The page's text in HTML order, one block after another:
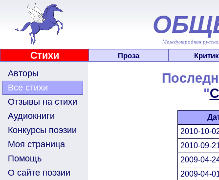
Международная
Стихи Проза
Авторы
Все стихи
Отзывы на стихи
Аудиокниги
Конкурсы поэзии
Моя страница
Помощь
О сайте поэзии
"
2010-10-
2010-09-
2009-04-
2009-04-